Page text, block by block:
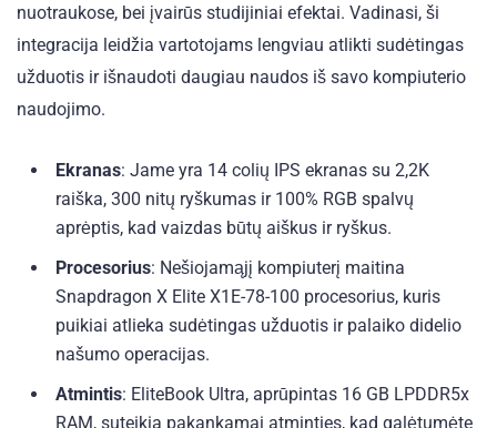
nuotraukose, bei įvairūs studijiniai efektai. Vadinasi, ši
integracija leidžia vartotojams lengviau atlikti sudėtingas
užduotis ir išnaudoti daugiau naudos iš savo kompiuterio
naudojimo.
Ekranas: Jame yra 14 colių IPS ekranas su 2,2K
raiška, 300 nitų ryškumas ir 100% RGB spalvų
aprėptis, kad vaizdas būtų aiškus ir ryškus.
Procesorius: Nešiojamąjį kompiuterį maitina
Snapdragon X Elite X1E-78-100 procesorius, kuris
puikiai atlieka sudėtingas užduotis ir palaiko didelio
našumo operacijas.
Atmintis: EliteBook Ultra, aprūpintas 16 GB LPDDR5x
RAM, suteikia pakankamai atminties, kad galėtumėte